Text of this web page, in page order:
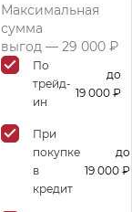
Максимальная
сумма
выгод — 29 000 ₽
По
трейд-
ин
до
19 000 ₽
При
покупке
в
кредит
до
19 000 ₽